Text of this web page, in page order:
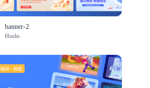
banner-2
Hoshi-